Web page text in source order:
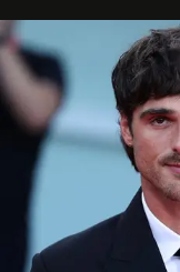
all’universo i